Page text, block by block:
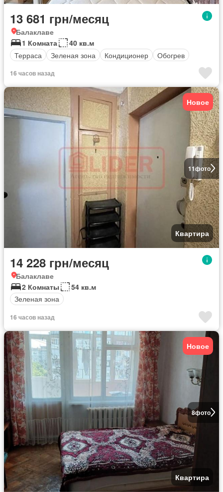
13 681 грн/месяц
Балаклаве
1 Комната
40 кв.м
Терраса
Зеленая зона Кондиционер Обогрев
16 часов назад
11фото
Новое
Квартира
14 228 грн/месяц
Балаклаве
2 Комнаты
54 кв.м
Зеленая зона
16 часов назад
8фото
Новое
Квартира